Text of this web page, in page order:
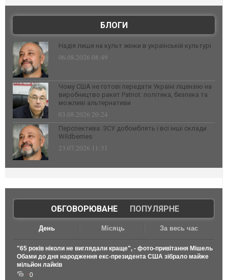
БЛОГИ
Надія лише на культ жінки в українській культурі
06.08.2026 08:49
Чому США не готові передати Україні ліцензію на
виробництво ракет Patriot: політика, безпека та
можливі альтернативи
03.08.2026 20:24
Перспектива: ЗСУ добомблять і всі інші склади
Wildberries
23.07.2026 11:31
ОБГОВОРЮВАНЕ| ПОПУЛЯРНЕ
День Місяць За весь час
"65 років ніколи не виглядали краще", - фото-привітання Мішель
Обами до дня народження екс-президента США зібрало майже
мільйон лайків
0